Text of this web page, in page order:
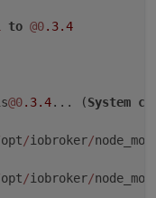
=\"color:"+
to @0.3.4
@0.3.4... (System
opt/iobroker/
opt/iobroker/